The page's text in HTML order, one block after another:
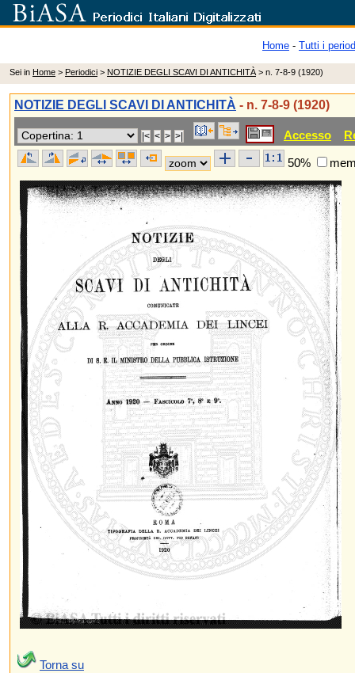
Home - Tutti i
Sei in Home > Periodici > NOTIZIE DEGLI SCAVI DI ANTICHITÀ > n. 7-8-9 (1920)
NOTIZIE DEGLI SCAVI DI ANTICHITÀ - n. 7-8-9 (1920)
Accesso
50%
Torna su